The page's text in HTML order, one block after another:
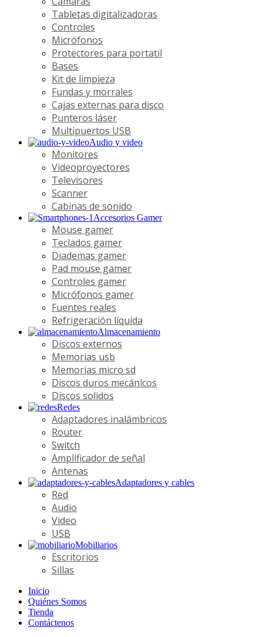
Tabletas digitalizadoras
Controles
Micrófonos
Protectores para portatil
Bases
Kit de limpieza
Fundas y morrales
Cajas externas para disco
Punteros láser
Multipuertos USB
Audio y video
Monitores
Videoproyectores
Televisores
Scanner
Cabinas de sonido
Accesorios Gamer
Mouse gamer
Teclados gamer
Diademas gamer
Pad mouse gamer
Controles gamer
Micrófonos gamer
Fuentes reales
Refrigeración líquida
Almacenamiento
Discos externos
Memorias usb
Memorias micro sd
Discos duros mecánicos
Discos solidos
Redes
Adaptadores inalámbricos
Router
Switch
Amplificador de señal
Antenas
Adaptadores y cables
Red
Audio
Video
USB
Mobiliarios
Escritorios
Sillas
Inicio
Quiénes Somos
Tienda
Contáctenos